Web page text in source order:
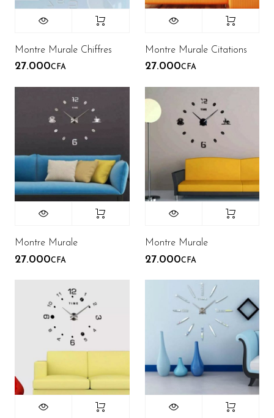
Montre Murale Chiffres
27.000CFA
Montre Murale Citations
27.000CFA
Montre Murale
27.000CFA
Montre Murale
27.000CFA